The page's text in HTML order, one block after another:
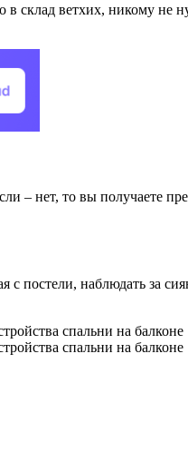
склад ветхих, никому
– нет, то вы получаете
с постели, наблюдать за